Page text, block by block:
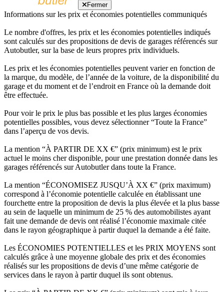
Fermer
Informations sur les prix et économies potentielles communiqués
Le nombre d'offres, les prix et les économies potentielles indiqués
sont calculés sur des propositions de devis de garages référencés sur
Autobutler, sur la base de leurs propres prix individuels.
Les prix et les économies potentielles peuvent varier en fonction de
la marque, du modèle, de l’année de la voiture, de la disponibilité du
garage et du moment et de l’endroit en France où la demande doit
être effectuée.
Pour voir le prix le plus bas possible et les plus larges économies
potentielles possibles, vous devez sélectionner “Toute la France”
dans l’aperçu de vos devis.
La mention “À PARTIR DE XX €” (prix minimum) est le prix
actuel le moins cher disponible, pour une prestation donnée dans les
garages référencés sur Autobutler dans toute la France.
La mention “ÉCONOMISEZ JUSQU’À XX €” (prix maximum)
correspond à l’économie potentielle calculée en établissant une
fourchette entre la proposition de devis la plus élevée et la plus basse
au sein de laquelle un minimum de 25 % des automobilistes ayant
fait une demande de devis ont réalisé l’économie maximale citée
dans le rayon géographique à partir duquel la demande a été faite.
Les ÉCONOMIES POTENTIELLES et les PRIX MOYENS sont
calculés grâce à une moyenne globale des prix et des économies
réalisés sur les propositions de devis d’une même catégorie de
services dans le rayon à partir duquel ils sont obtenus.